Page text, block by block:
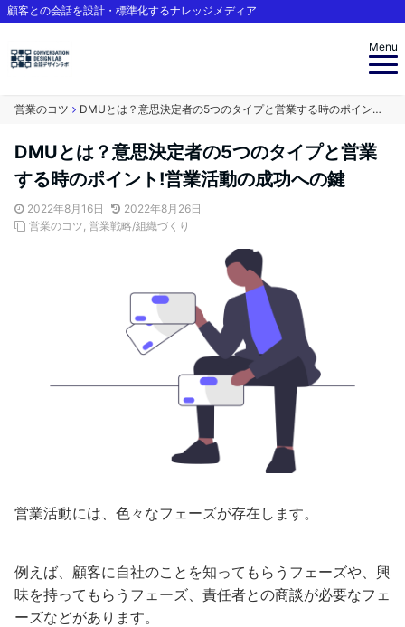
顧客との会話を設計・標準化するナレッジメディア
Menu
営業のコツ DMUとは？意思決定者の5つのタイプと営業する時のポイント!営業活動の成功への鍵
DMUとは？意思決定者の5つのタイプと営業
する時のポイント!営業活動の成功への鍵
2022年8月16日
2022年8月26日
営業のコツ, 営業戦略/組織づくり
営業活動には、色々なフェーズが存在します。
例えば、顧客に自社のことを知ってもらうフェーズや、興
味を持ってもらうフェーズ、責任者との商談が必要なフェ
ーズなどがあります。